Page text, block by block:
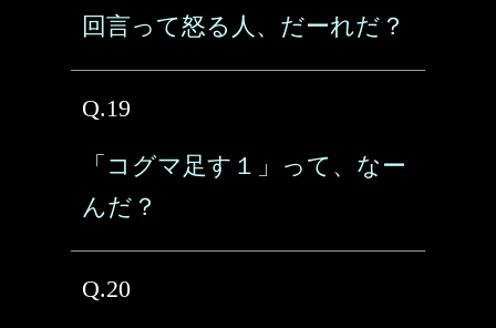
回言って怒る人、だーれだ？
Q.19
「コグマ足す１」って、なー
んだ？
Q.20